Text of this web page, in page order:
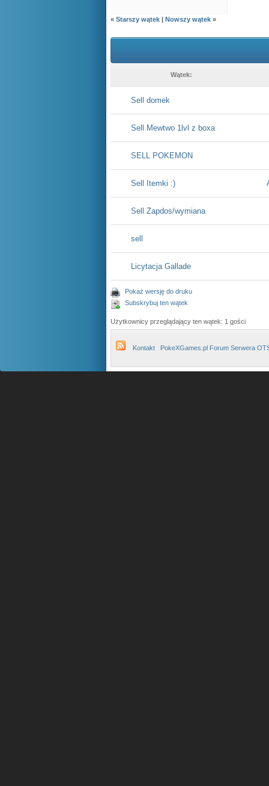
« Starszy wątek | Nowszy wątek »
Wątek:
Sell domek
Sell Mewtwo 1lvl z boxa
SELL POKEMON
Sell Itemki :)
Sell Zapdos/wymiana
sell
Licytacja Gallade
Pokaż wersję do druku
Subskrybuj ten wątek
Użytkownicy przeglądający ten wątek: 1 gości
Kontakt PokeXGames.pl Forum Serwera